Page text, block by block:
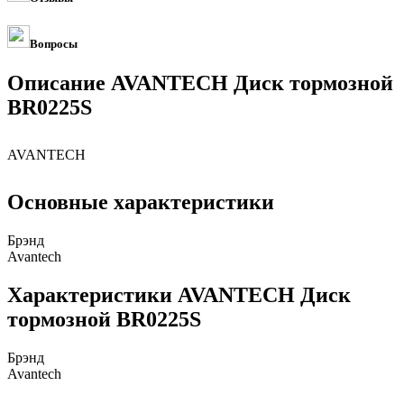
Вопросы
Описание AVANTECH Диск тормозной
BR0225S
AVANTECH
Основные характеристики
Брэнд
Avantech
Характеристики AVANTECH Диск
тормозной BR0225S
Брэнд
Avantech